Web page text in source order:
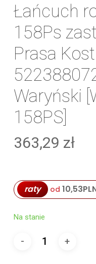
Łańcuch
158Ps
Prasa
Waryński
158PS]
363,29 zł
raty od 10,53
Na stanie